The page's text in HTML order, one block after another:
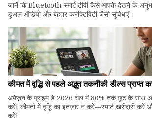
जानें कि Bluetooth स्मार्ट टीवी कैसे आपके देखने के
डुअल ऑडियो और बेहतर कनेक्टिविटी जैसी सुविधाएँ।
कीमत में वृद्धि से पहले अद्भुत तकनीकी डील्स प्राप्त
अमेज़न के प्राइम डे 2026 सेल में 80% तक छूट के साथ
करें! कीमतों में वृद्धि का इंतज़ार न करें—स्मार्ट खरीदारी करें
करें!